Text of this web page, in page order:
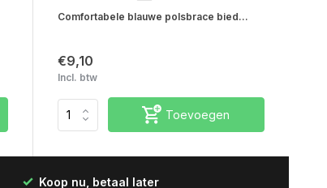
Comfortabele blauwe polsbrace bied...
€9,10
Incl. btw
Toevoegen
Koop nu, betaal later